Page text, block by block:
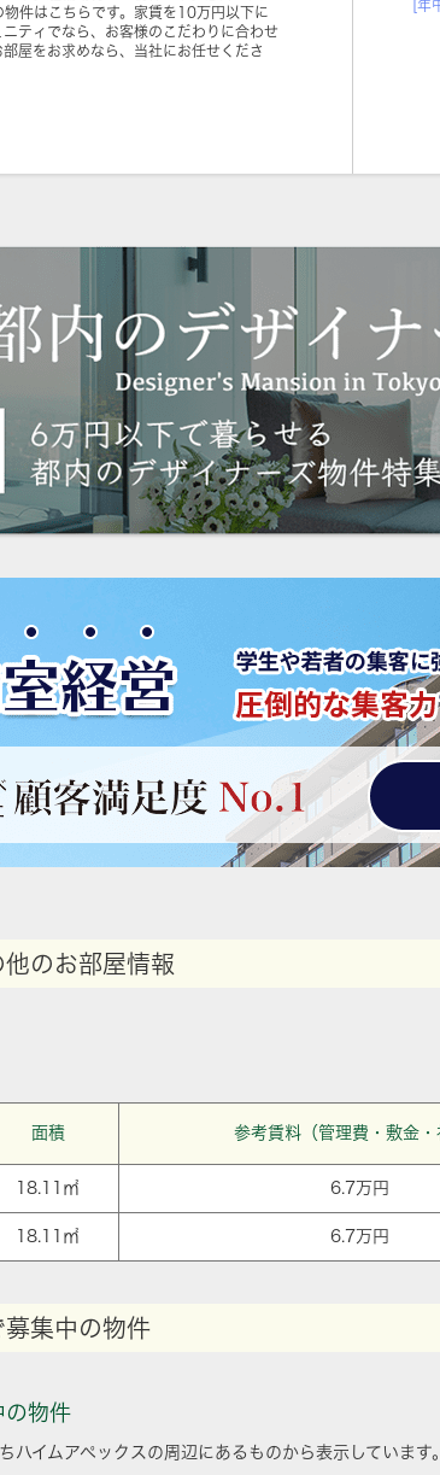
件はこちらです。家賃を10万円以下に
ティでなら、お客様のこだわりに合わせ
屋をお求めなら、当社にお任せくださ
[年
他のお部屋情報
面積 参考賃料（管理費・敷金・
18.11㎡ 6.7万円
18.11㎡ 6.7万円
募集中の物件
の物件
ハイムアペックスの周辺にあるものから表示しています。